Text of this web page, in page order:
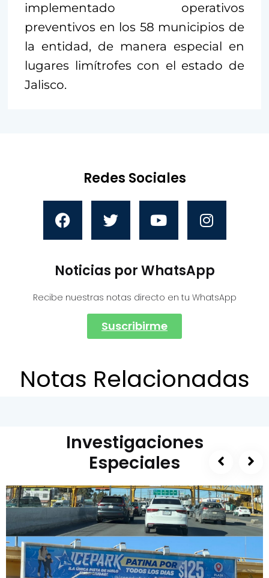
implementado operativos
preventivos en los 58 municipios de
la entidad, de manera especial en
lugares limítrofes con el estado de
Jalisco.
Redes Sociales
Noticias por WhatsApp
Recibe nuestras notas directo en tu WhatsApp
Suscribirme
Notas Relacionadas
Investigaciones
Especiales